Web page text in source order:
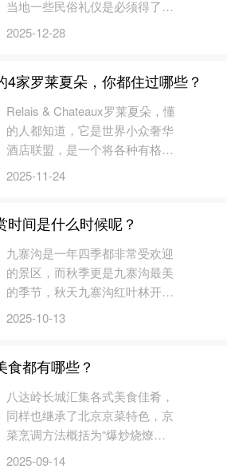
当地一些民俗礼仪是必须得了解
的，尤其是国庆期间游客较多的
2025-12-28
家罗莱夏朵，你都住过哪些？
Relais & Chateaux罗莱夏朵，懂
的人都知道，它是世界小众奢华
酒店联盟，是一个将各种有格调
而不千篇一律的小众奢华酒店囊
2025-11-24
间是什么时候呢？
九寨沟是一年四季都非常受欢迎
的景区，而秋季更是九寨沟最美
的季节，秋天九寨沟红叶林开始
泛红，整个九寨沟的森林都是暖
2025-10-13
食都有哪些？
八达岭长城汇集各式美食佳肴，
同样也继承了北京京菜特色，京
菜烹调方法概括为“爆炒烧燎
煮，炸熘烩烤涮，蒸扒熬煨焖，
2025-09-14